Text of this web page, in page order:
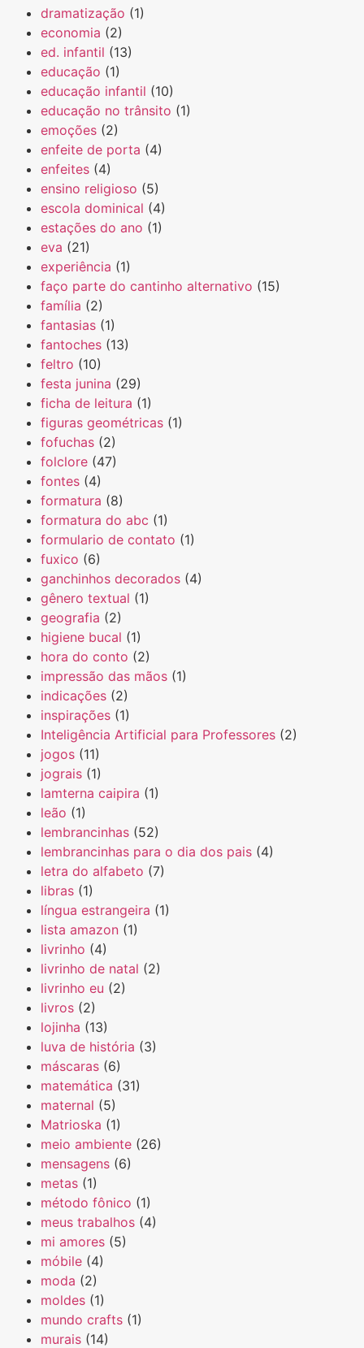
dramatização (1)
economia (2)
ed. infantil (13)
educação (1)
educação infantil (10)
educação no trânsito (1)
emoções (2)
enfeite de porta (4)
enfeites (4)
ensino religioso (5)
escola dominical (4)
estações do ano (1)
eva (21)
experiência (1)
faço parte do cantinho alternativo (15)
família (2)
fantasias (1)
fantoches (13)
feltro (10)
festa junina (29)
ficha de leitura (1)
figuras geométricas (1)
fofuchas (2)
folclore (47)
fontes (4)
formatura (8)
formatura do abc (1)
formulario de contato (1)
fuxico (6)
ganchinhos decorados (4)
gênero textual (1)
geografia (2)
higiene bucal (1)
hora do conto (2)
impressão das mãos (1)
indicações (2)
inspirações (1)
Inteligência Artificial para Professores (2)
jogos (11)
jograis (1)
lamterna caipira (1)
leão (1)
lembrancinhas (52)
lembrancinhas para o dia dos pais (4)
letra do alfabeto (7)
libras (1)
língua estrangeira (1)
lista amazon (1)
livrinho (4)
livrinho de natal (2)
livrinho eu (2)
livros (2)
lojinha (13)
luva de história (3)
máscaras (6)
matemática (31)
maternal (5)
Matrioska (1)
meio ambiente (26)
mensagens (6)
metas (1)
método fônico (1)
meus trabalhos (4)
mi amores (5)
móbile (4)
moda (2)
moldes (1)
mundo crafts (1)
murais (14)